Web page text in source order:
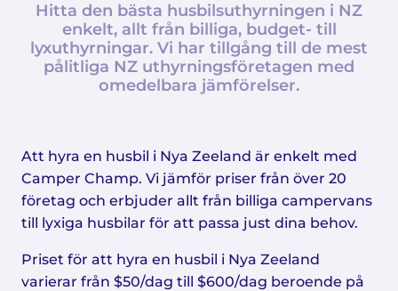
Hitta den bästa husbilsuthyrningen i NZ
enkelt, allt från billiga, budget- till
lyxuthyrningar. Vi har tillgång till de mest
pålitliga NZ uthyrningsföretagen med
omedelbara jämförelser.
Att hyra en husbil i Nya Zeeland är enkelt med
Camper Champ. Vi jämför priser från över 20
företag och erbjuder allt från billiga campervans
till lyxiga husbilar för att passa just dina behov.
Priset för att hyra en husbil i Nya Zeeland
varierar från $50/dag till $600/dag beroende på